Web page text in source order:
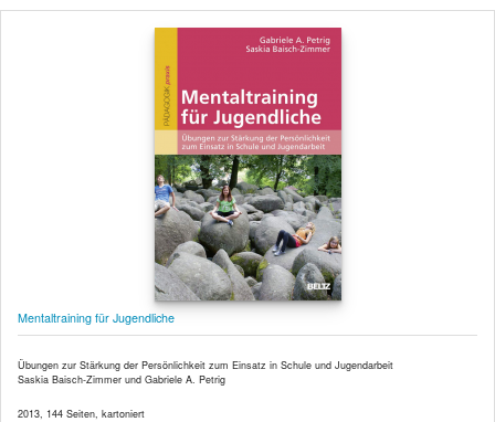
Mentaltraining für Jugendliche
Übungen zur Stärkung der Persönlichkeit zum Einsatz in Schule und Jugendarbeit
Saskia Baisch-Zimmer und Gabriele A. Petrig
2013, 144 Seiten, kartoniert